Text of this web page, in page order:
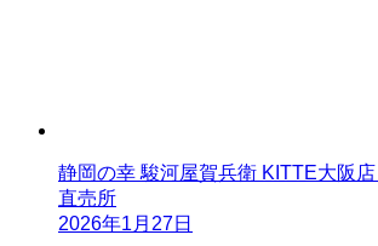
静岡の幸 駿河屋賀兵衛 KITTE大阪
直売所
2026年1月27日